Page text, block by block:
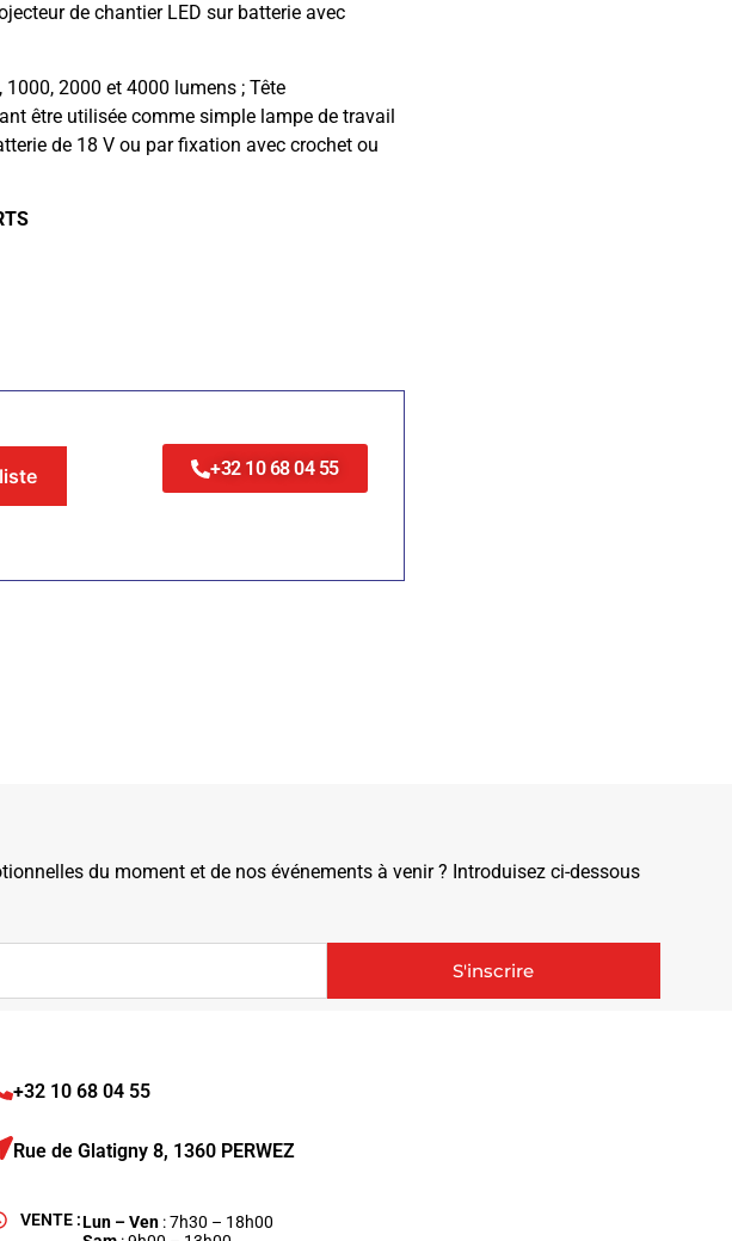
de chantier LED sur batterie avec
2000 et 4000 lumens ; Tête
être utilisée comme simple lampe de travail
de 18 V ou par fixation avec crochet ou
+32 10 68 04 55
du moment et de nos événements à venir ? Introduisez ci-dessous
S'inscrire
+32 10 68 04 55
Rue de Glatigny 8, 1360 PERWEZ
VENTE :Lun – Ven : 7h30 – 18h00